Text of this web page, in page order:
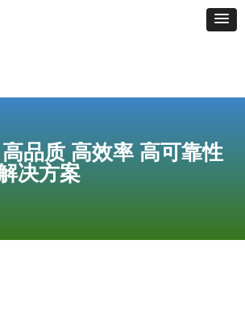
品质 高效率 高可靠性
决方案